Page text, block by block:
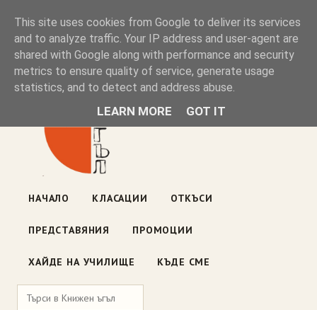
Книжен ъгъл
Блог на книжарницата — класации, откъси, нови книги
ул. „Оборище" 117, София· пон–пет 10:00–19:00 ·
НАЧАЛО КЛАСАЦИИ ОТКЪСИ
ПРЕДСТАВЯНИЯ ПРОМОЦИИ
ХАЙДЕ НА УЧИЛИЩЕ КЪДЕ СМЕ
This site uses cookies from Google to deliver its services
and to analyze traffic. Your IP address and user-agent are
shared with Google along with performance and security
metrics to ensure quality of service, generate usage
statistics, and to detect and address abuse.
LEARN MORE GOT IT